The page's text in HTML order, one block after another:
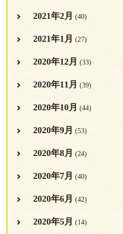
2021年2月 (40)
2021年1月 (27)
2020年12月 (33)
2020年11月 (39)
2020年10月 (44)
2020年9月 (53)
2020年8月 (24)
2020年7月 (40)
2020年6月 (42)
2020年5月 (14)